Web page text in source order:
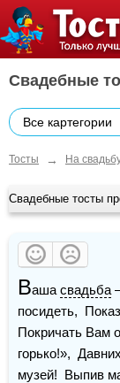
Свадебные
Все картегории
Тосты → На
Свадебные тосты
Ваша свадьба
посидеть,
Покричать Вам
горько!»,
музей!  Выпив